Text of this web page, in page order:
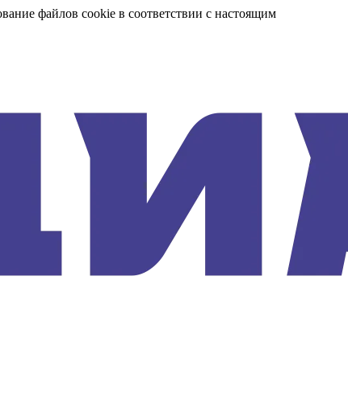
файлов cookie в соответствии с настоящим